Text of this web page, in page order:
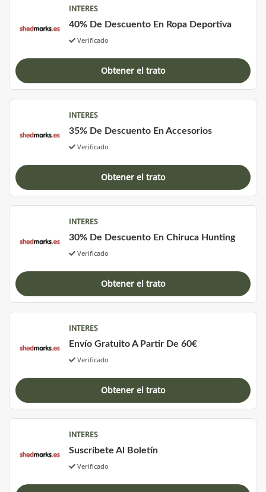
INTERES
40% De Descuento En Ropa Deportiva
Verificado
Obtener el trato
INTERES
35% De Descuento En Accesorios
Verificado
Obtener el trato
INTERES
30% De Descuento En Chiruca Hunting
Verificado
Obtener el trato
INTERES
Envío Gratuito A Partir De 60€
Verificado
Obtener el trato
INTERES
Suscríbete Al Boletín
Verificado